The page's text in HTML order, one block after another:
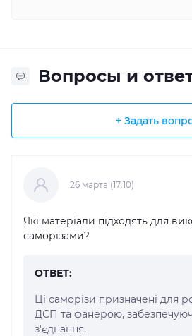
Вопросы и
+ Задать
26 марта (17:10)
Які матеріали підходять для
саморізами?
ОТВЕТ:
Ці саморізи призначені для
ДСП та фанерою,
з'єднання.